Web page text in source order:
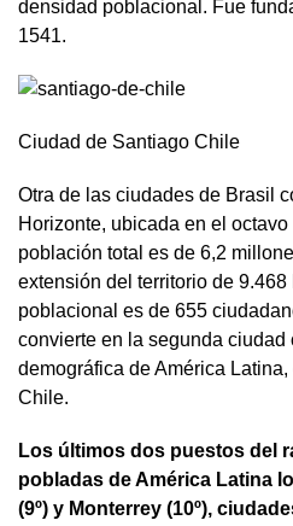
densidad poblacional. Fue
1541.
Ciudad de Santiago Chile
Otra de las ciudades de Brasil
Horizonte, ubicada en el
población total es de 6,2
extensión del territorio de 9.468
poblacional es de 655
convierte en la segunda ciudad
demográfica de América
Chile.
Los últimos dos puestos del
pobladas de América Latina
(9º) y Monterrey (10º),